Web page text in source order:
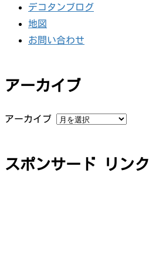
デコタンブログ
地図
お問い合わせ
アーカイブ
アーカイブ
スポンサード リンク